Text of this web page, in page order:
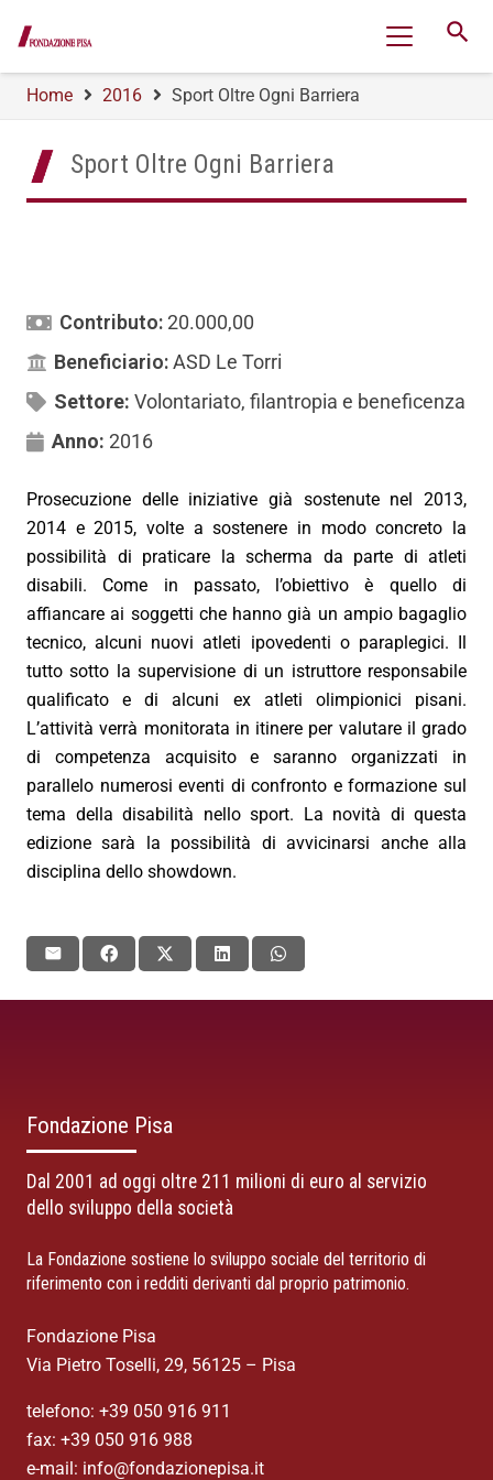
search
Home 2016 Sport Oltre Ogni Barriera
Sport Oltre Ogni Barriera
Contributo: 20.000,00
Beneficiario:ASD Le Torri
Settore: Volontariato, filantropia e beneficenza
Anno: 2016
Prosecuzione delle iniziative già sostenute nel 2013,
2014 e 2015, volte a sostenere in modo concreto la
possibilità di praticare la scherma da parte di atleti
disabili. Come in passato, l’obiettivo è quello di
affiancare ai soggetti che hanno già un ampio bagaglio
tecnico, alcuni nuovi atleti ipovedenti o paraplegici. Il
tutto sotto la supervisione di un istruttore responsabile
qualificato e di alcuni ex atleti olimpionici pisani.
L’attività verrà monitorata in itinere per valutare il grado
di competenza acquisito e saranno organizzati in
parallelo numerosi eventi di confronto e formazione sul
tema della disabilità nello sport. La novità di questa
edizione sarà la possibilità di avvicinarsi anche alla
disciplina dello showdown.
Fondazione Pisa
Dal 2001 ad oggi oltre 211 milioni di euro al servizio
dello sviluppo della società
La Fondazione sostiene lo sviluppo sociale del territorio di
riferimento con i redditi derivanti dal proprio patrimonio.
Fondazione Pisa
Via Pietro Toselli, 29, 56125 – Pisa
telefono: +39 050 916 911
fax: +39 050 916 988
e-mail: info@fondazionepisa.it